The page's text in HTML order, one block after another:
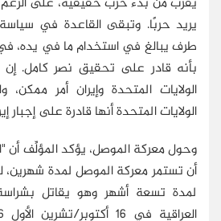
يريد حربًا. وتبقى القاعدة في
طرف يبالغ في استخدام ما في يده، في
بأنه قادر على تحقيق نصر كامل. إن
الولايات المتحدة وإيران أمر
الولايات المتحدة أنها قادرة على إجبار
وحول معركة الموصل، يؤكد المؤلِّف أن
أن تستمر معركة الموصل لمدة شهرين،
لمدة تسعة أشهر وهو يقاتل